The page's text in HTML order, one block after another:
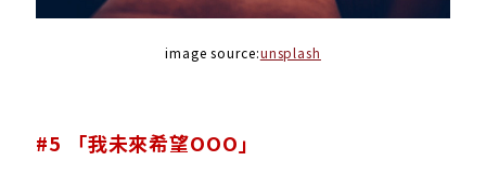
image source:unsplash
#5 「我未來希望OOO」